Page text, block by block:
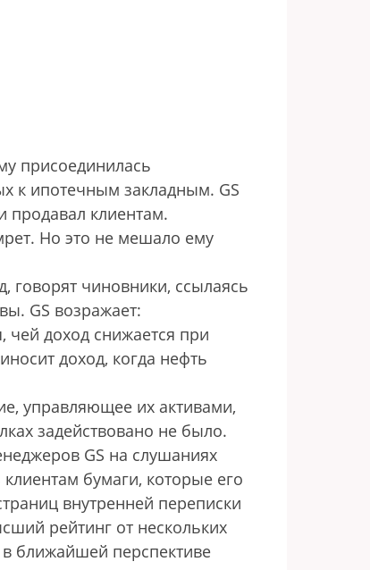
присоединилась
к ипотечным закладным. GS
продавал клиентам.
Но это не мешало ему
говорят чиновники, ссылаясь
GS возражает:
доход снижается при
доход, когда нефть
управляющее их активами,
задействовано не было.
GS на слушаниях
бумаги, которые его
внутренней переписки
рейтинг от нескольких
ближайшей перспективе